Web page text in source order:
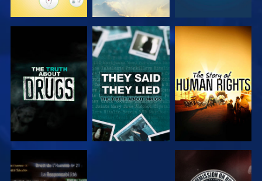
REGARDER REGARDER